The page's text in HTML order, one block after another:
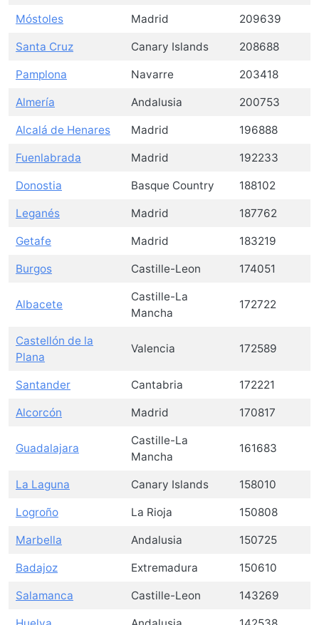
Móstoles Madrid 209639
Santa Cruz Canary Islands 208688
Pamplona Navarre 203418
Almería Andalusia 200753
Alcalá de Henares Madrid 196888
Fuenlabrada Madrid 192233
Donostia Basque Country 188102
Leganés Madrid 187762
Getafe Madrid 183219
Burgos Castille-Leon 174051
Albacete
Castille-La
Mancha
172722
Castellón de la
Plana
Valencia 172589
Santander Cantabria 172221
Alcorcón Madrid 170817
Guadalajara
Castille-La
Mancha
161683
La Laguna Canary Islands 158010
Logroño La Rioja 150808
Marbella Andalusia 150725
Badajoz Extremadura 150610
Salamanca Castille-Leon 143269